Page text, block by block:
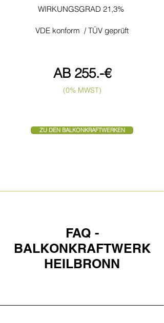
WIRKUNGSGRAD 21,3%
VDE konform / TÜV geprüft
AB 255.-€
(0% MWST)
ZU DEN BALKONKRAFTWERKEN
FAQ -
BALKONKRAFTWERK
HEILBRONN